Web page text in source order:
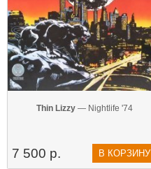
Thin Lizzy— Nightlife '74
7 500 р. В КОРЗИНУ